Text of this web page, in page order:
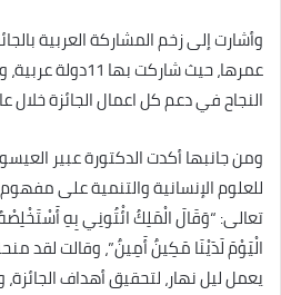
وأشارت إلى زخم المشاركة العربية
عمرها، حيث شاركت
النجاح في دعم كل اعمال الجائزة خلال
ومن جانبها أكدت الدكتورة عبير
للعلوم الإنسانية والتنمية على
تعالى: “وَقَالَ الْمَلِكُ ائْتُونِي بِهِ
الْيَوْمَ لَدَيْنَا مَكِينٌ أَمِينٌ”، وقالت لقد
يعمل ليل نهار، لتحقيق أهداف